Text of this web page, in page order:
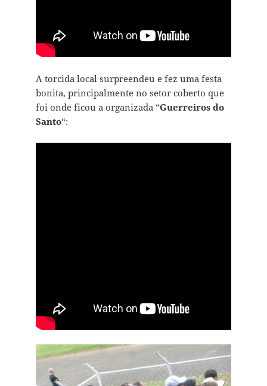
A torcida local surpreendeu e fez uma festa
bonita, principalmente no setor coberto que
foi onde ficou a organizada “Guerreiros do
Santo“: